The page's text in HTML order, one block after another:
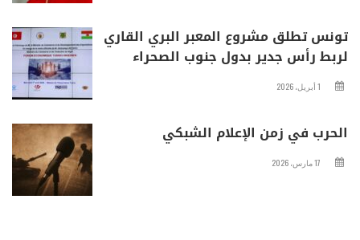
تونس تطلق مشروع المعبر البري القاري
لربط رأس جدير بدول جنوب الصحراء
1 أبريل، 2026
الحرب في زمن الإعلام الشبكي
17 مارس، 2026